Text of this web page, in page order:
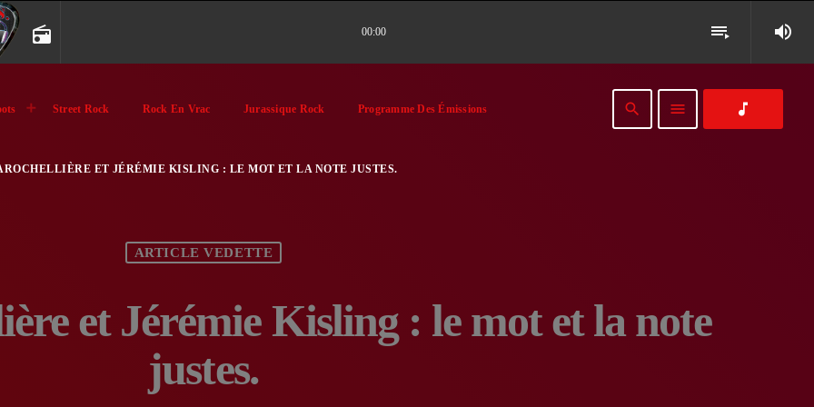
radio 00:00 playlist_play volume_up
Street Rock Rock En Vrac Jurassique Rock Programme Des Émissions search menu music_note
ET JÉRÉMIE KISLING : LE MOT ET LA NOTE JUSTES.
ARTICLE VEDETTE
et Jérémie Kisling : le mot et la note
justes.